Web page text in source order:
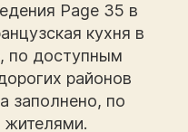
Page 35 в
кухня в
по доступным
районов
заполнено, по